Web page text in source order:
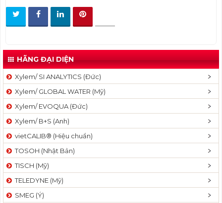
HÃNG ĐẠI DIỆN
Xylem/ SI ANALYTICS (Đức)
Xylem/ GLOBAL WATER (Mỹ)
Xylem/ EVOQUA (Đức)
Xylem/ B+S (Anh)
vietCALIB® (Hiệu chuẩn)
TOSOH (Nhật Bản)
TISCH (Mỹ)
TELEDYNE (Mỹ)
SMEG (Ý)